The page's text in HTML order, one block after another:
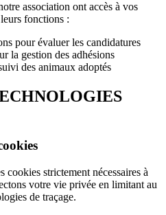
association ont accès à vos
fonctions :
pour évaluer les candidatures
la gestion des adhésions
des animaux adoptés
strictement nécessaires à
votre vie privée en limitant au
de traçage.